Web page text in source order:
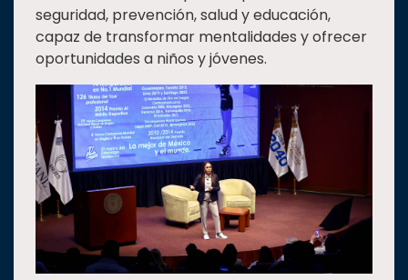
seguridad, prevención, salud y educación,
capaz de transformar mentalidades y ofrecer
oportunidades a niños y jóvenes.